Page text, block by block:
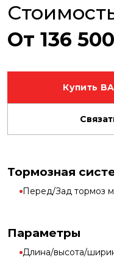
Коробка передач: 5
Передняя подвеска
Задняя подвеска
От 136 500
Купить
Тормозная
Перед/Зад тормоз
Параметры
Длина/высота/